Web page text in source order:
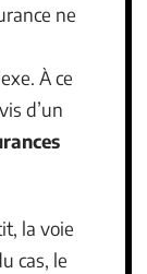
ne
À ce
d’un
la voie
cas, le